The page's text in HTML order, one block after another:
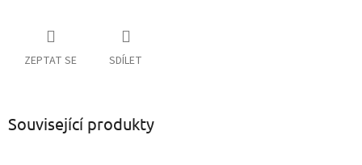
ZEPTAT SE SDÍLET
Související produkty